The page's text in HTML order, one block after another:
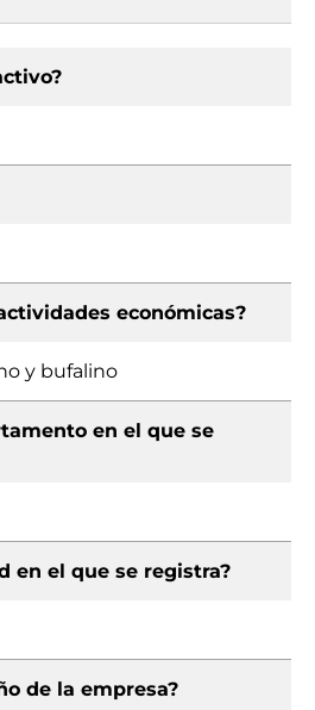
económicas?
y bufalino
en el que se
en el que se registra?
de la empresa?